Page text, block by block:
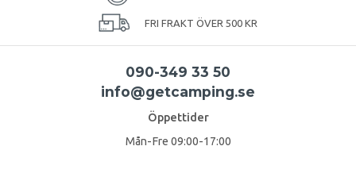
FRI FRAKT ÖVER 500 KR
090-349 33 50
info@getcamping.se
Öppettider
Mån-Fre 09:00-17:00